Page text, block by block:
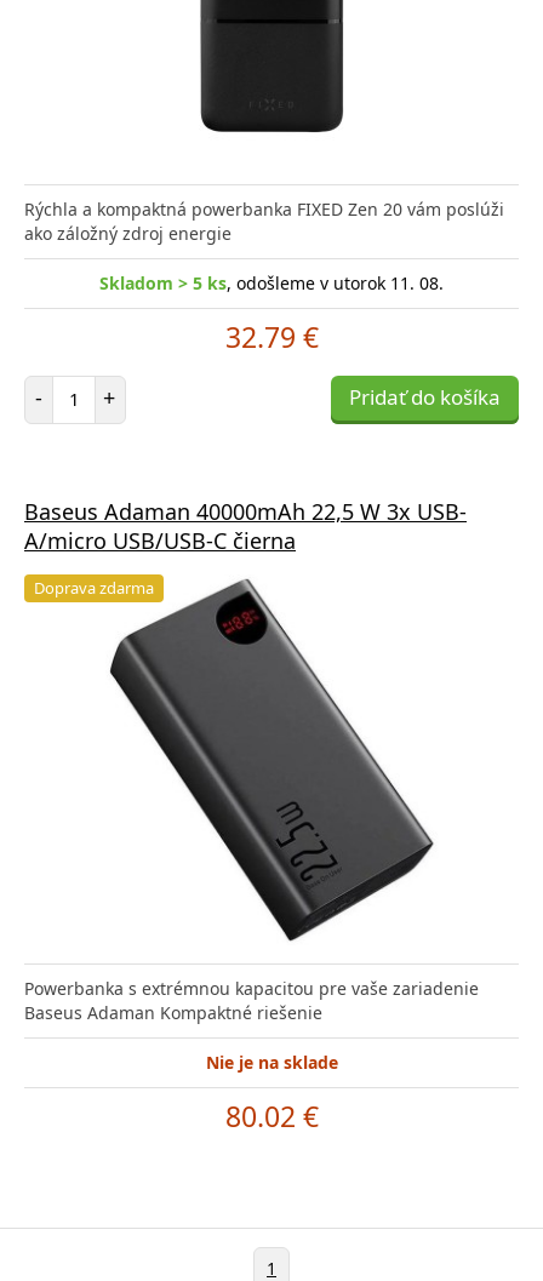
Rýchla a kompaktná powerbanka FIXED Zen 20 vám poslúži
ako záložný zdroj energie
Skladom > 5 ks, odošleme v utorok 11. 08.
32.79 €
- Počet položiek
+ Pridať do košíka
Baseus Adaman 40000mAh 22,5 W 3x USB-
A/micro USB/USB-C čierna
Doprava zdarma
Powerbanka s extrémnou kapacitou pre vaše zariadenie
Baseus Adaman Kompaktné riešenie
Nie je na sklade
80.02 €
1